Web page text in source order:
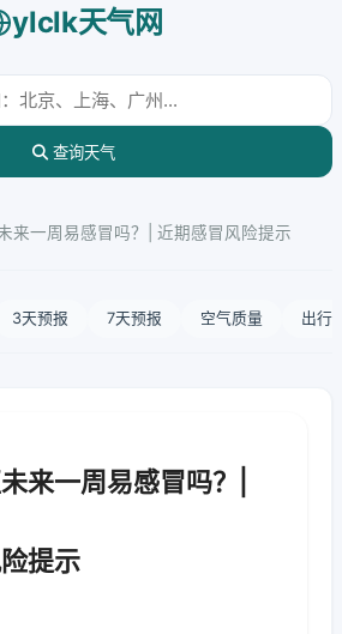
ylclk天气网
查询天气
来一周易感冒吗？| 近期感冒风险提示
3天预报 7天预报 空气质量 出行
来一周易感冒吗？|
提示